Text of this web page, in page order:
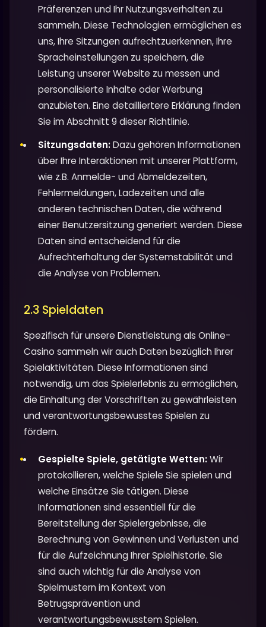
Präferenzen und Ihr Nutzungsverhalten zu
sammeln. Diese Technologien ermöglichen es
uns, Ihre Sitzungen aufrechtzuerkennen, Ihre
Spracheinstellungen zu speichern, die
Leistung unserer Website zu messen und
personalisierte Inhalte oder Werbung
anzubieten. Eine detailliertere Erklärung finden
Sie im Abschnitt 9 dieser Richtlinie.
Sitzungsdaten:Dazu gehören Informationen
über Ihre Interaktionen mit unserer Plattform,
wie z.B. Anmelde- und Abmeldezeiten,
Fehlermeldungen, Ladezeiten und alle
anderen technischen Daten, die während
einer Benutzersitzung generiert werden. Diese
Daten sind entscheidend für die
Aufrechterhaltung der Systemstabilität und
die Analyse von Problemen.
2.3 Spieldaten
Spezifisch für unsere Dienstleistung als Online-
Casino sammeln wir auch Daten bezüglich Ihrer
Spielaktivitäten. Diese Informationen sind
notwendig, um das Spielerlebnis zu ermöglichen,
die Einhaltung der Vorschriften zu gewährleisten
und verantwortungsbewusstes Spielen zu
fördern.
Gespielte Spiele, getätigte Wetten:Wir
protokollieren, welche Spiele Sie spielen und
welche Einsätze Sie tätigen. Diese
Informationen sind essentiell für die
Bereitstellung der Spielergebnisse, die
Berechnung von Gewinnen und Verlusten und
für die Aufzeichnung Ihrer Spielhistorie. Sie
sind auch wichtig für die Analyse von
Spielmustern im Kontext von
Betrugsprävention und
verantwortungsbewusstem Spielen.